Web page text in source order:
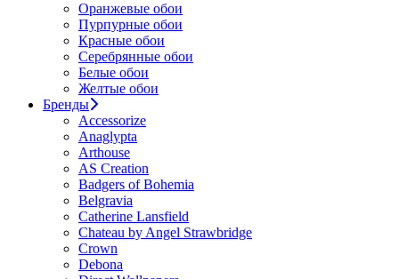
Оранжевые обои
Пурпурные обои
Красные обои
Серебрянные обои
Белые обои
Желтые обои
Бренды
Accessorize
Anaglypta
Arthouse
AS Creation
Badgers of Bohemia
Belgravia
Catherine Lansfield
Chateau by Angel Strawbridge
Crown
Debona